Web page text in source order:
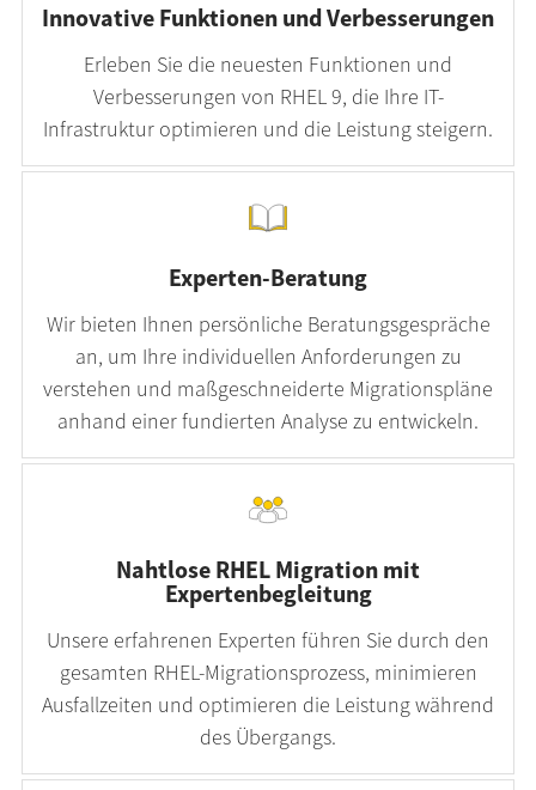
Innovative Funktionen und Verbesserungen
Erleben Sie die neuesten Funktionen und
Verbesserungen von RHEL 9, die Ihre IT-
Infrastruktur optimieren und die Leistung steigern.
Experten-Beratung
Wir bieten Ihnen persönliche Beratungsgespräche
an, um Ihre individuellen Anforderungen zu
verstehen und maßgeschneiderte Migrationspläne
anhand einer fundierten Analyse zu entwickeln.
Nahtlose RHEL Migration mit
Expertenbegleitung
Unsere erfahrenen Experten führen Sie durch den
gesamten RHEL-Migrationsprozess, minimieren
Ausfallzeiten und optimieren die Leistung während
des Übergangs.